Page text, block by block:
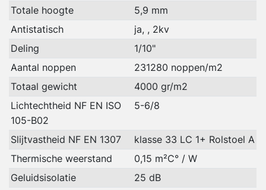
Totale hoogte
5,9 mm
Antistatisch
ja, , 2kv
Deling
1/10"
Aantal noppen
231280 noppen/m2
Totaal gewicht
4000 gr/m2
Lichtechtheid NF EN ISO
105-B02
5-6/8
Slijtvastheid NF EN 1307
klasse 33 LC 1+ Rolstoel A
Thermische weerstand
0,15 m²C° / W
Geluidsisolatie
25 dB